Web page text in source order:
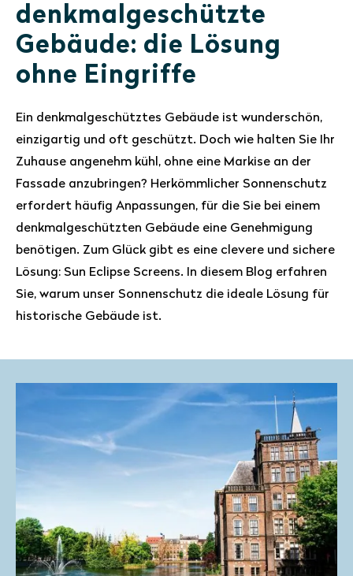
denkmalgeschützte
Gebäude: die Lösung
ohne Eingriffe
Ein denkmalgeschütztes Gebäude ist wunderschön,
einzigartig und oft geschützt. Doch wie halten Sie Ihr
Zuhause angenehm kühl, ohne eine Markise an der
Fassade anzubringen? Herkömmlicher Sonnenschutz
erfordert häufig Anpassungen, für die Sie bei einem
denkmalgeschützten Gebäude eine Genehmigung
benötigen. Zum Glück gibt es eine clevere und sichere
Lösung: Sun Eclipse Screens. In diesem Blog erfahren
Sie, warum unser Sonnenschutz die ideale Lösung für
historische Gebäude ist.